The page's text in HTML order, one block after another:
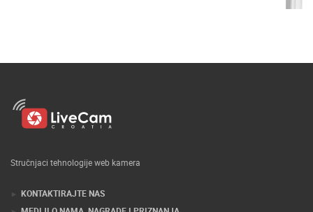
Stručnjaci tehnologije web kamera
KONTAKTIRAJTE NAS